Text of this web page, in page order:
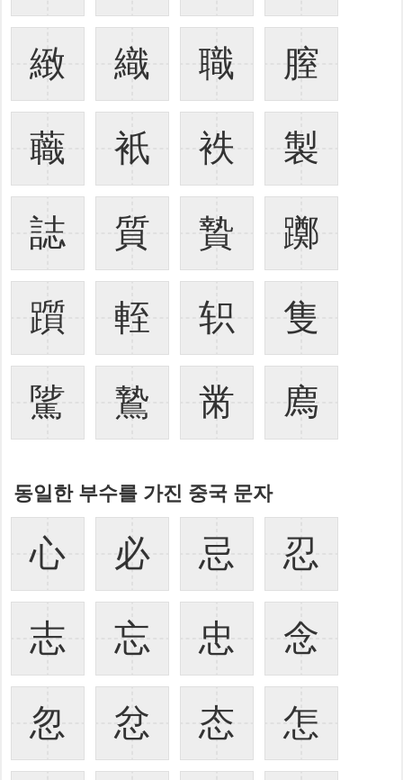
緻 織 職 膣
蘵 衹 袟 製
誌 質 贄 躑
躓 輊 轵 隻
騭 鷙 黹 廌
동일한 부수를 가진 중국 문자
心 必 忌 忍
志 忘 忠 念
忽 忿 态 怎